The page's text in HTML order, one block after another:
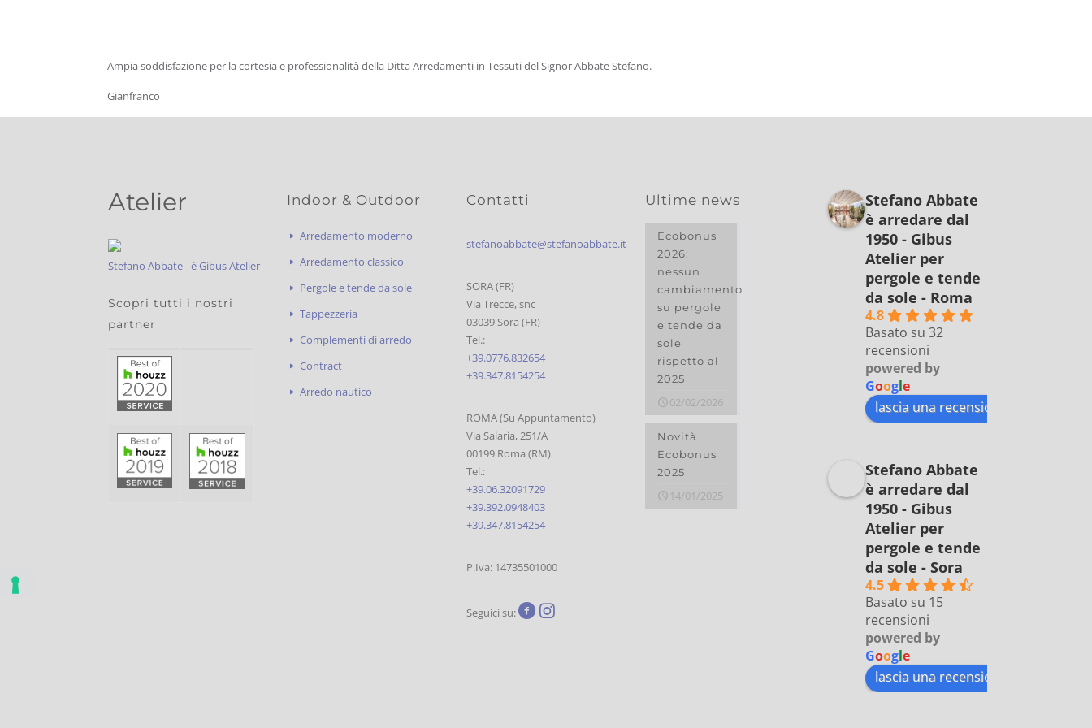
Ampia soddisfazione per la cortesia e professionalità della Ditta Arredamenti in Tessuti del Signor Abbate Stefano.
Gianfranco
Atelier
Stefano Abbate - è Gibus Atelier
Scopri tutti i nostri
partner
Indoor & Outdoor
Arredamento moderno
Arredamento classico
Pergole e tende da sole
Tappezzeria
Complementi di arredo
Contract
Arredo nautico
Contatti
stefanoabbate@stefanoabbate.it
SORA (FR)
Via Trecce, snc
03039 Sora (FR)
Tel.:
+39.0776.832654
+39.347.8154254
ROMA (Su Appuntamento)
Via Salaria, 251/A
00199 Roma (RM)
Tel.:
+39.06.32091729
+39.392.0948403
+39.347.8154254
P.Iva: 14735501000
Seguici su:
Ultime news
Ecobonus
2026:
nessun
cambiamento
su pergole
e tende da
sole
rispetto al
2025
02/02/2026
Novità
Ecobonus
2025
14/01/2025
Stefano Abbate
è arredare dal
1950 - Gibus
Atelier per
pergole e tende
da sole - Roma
4.8
Basato su 32
recensioni
powered by
Google
lascia una recensione su
Stefano Abbate
è arredare dal
1950 - Gibus
Atelier per
pergole e tende
da sole - Sora
4.5
Basato su 15
recensioni
powered by
Google
lascia una recensione su